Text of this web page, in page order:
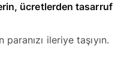
ücretlerden tasarruf
ileriye taşıyın.